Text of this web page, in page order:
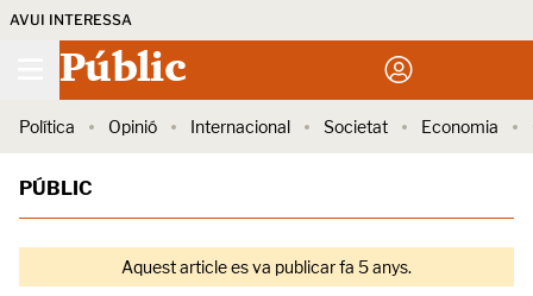
AVUI INTERESSA
Públic
Política Opinió Internacional Societat Economia
PÚBLIC
Aquest article es va publicar fa 5 anys.